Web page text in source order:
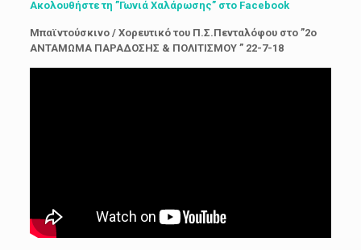
Ακολουθήστε τη ”Γωνιά Χαλάρωσης” στο Facebook
Μπαϊντούσκινο / Χορευτικό του Π.Σ.Πενταλόφου στο ”2o
ΑΝΤΑΜΩΜΑ ΠΑΡΑΔΟΣΗΣ & ΠΟΛΙΤΙΣΜΟΥ ” 22-7-18